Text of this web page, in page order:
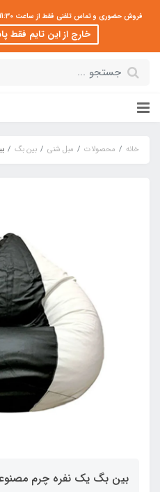
فروش حضوری و تماس تلفنی فقط از ساعت 11:30 صبح تا 2 عصر و 3 تا 8 شب امکان پذیر است
خارج از این تایم فقط
خانه محصولات مبل شنی بین بگ
بین بگ یک نفره چرم